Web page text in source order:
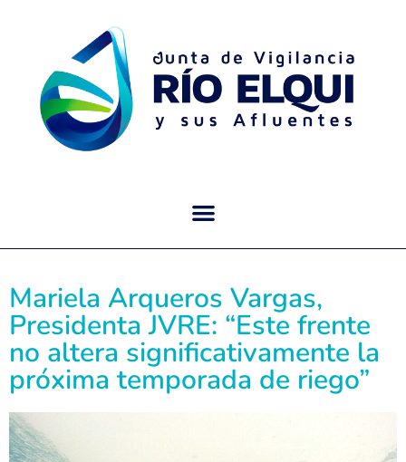
Mariela Arqueros Vargas,
Presidenta JVRE: “Este frente
no altera significativamente la
próxima temporada de riego”